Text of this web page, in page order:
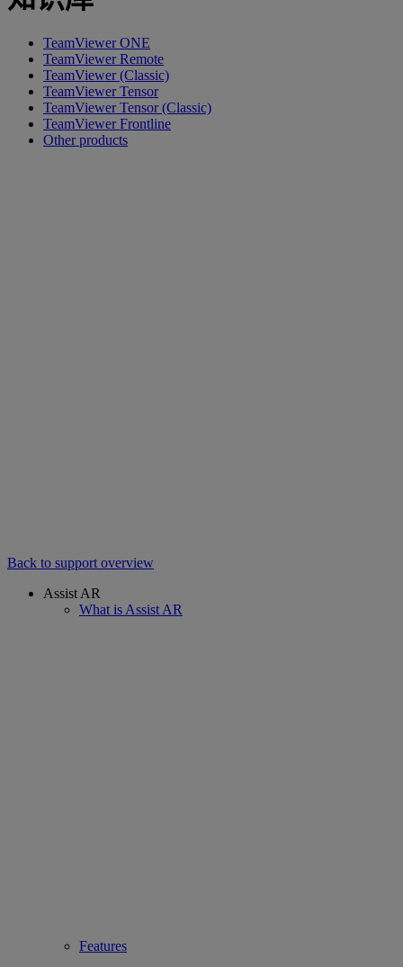
TeamViewer ONE
TeamViewer Remote
TeamViewer (Classic)
TeamViewer Tensor
TeamViewer Tensor (Classic)
TeamViewer Frontline
Other products
Back to support overview
Assist AR
What is Assist AR
Features